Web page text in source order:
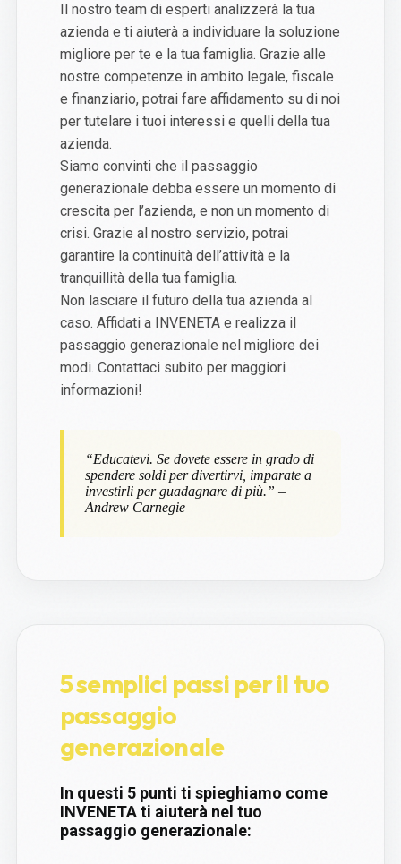
Il nostro team di esperti analizzerà la tua
azienda e ti aiuterà a individuare la soluzione
migliore per te e la tua famiglia. Grazie alle
nostre competenze in ambito legale, fiscale
e finanziario, potrai fare affidamento su di noi
per tutelare i tuoi interessi e quelli della tua
azienda.
Siamo convinti che il passaggio
generazionale debba essere un momento di
crescita per l’azienda, e non un momento di
crisi. Grazie al nostro servizio, potrai
garantire la continuità dell’attività e la
tranquillità della tua famiglia.
Non lasciare il futuro della tua azienda al
caso. Affidati a INVENETA e realizza il
passaggio generazionale nel migliore dei
modi. Contattaci subito per maggiori
informazioni!
“Educatevi. Se dovete essere in grado di
spendere soldi per divertirvi, imparate a
investirli per guadagnare di più.” –
Andrew Carnegie
5 semplici passi per il tuo
passaggio
generazionale
In questi 5 punti ti spieghiamo come
INVENETA ti aiuterà nel tuo
passaggio generazionale: